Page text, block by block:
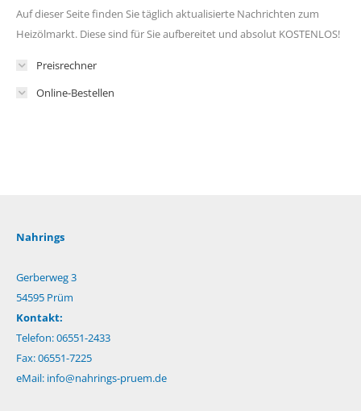
Auf dieser Seite finden Sie täglich aktualisierte Nachrichten zum
Heizölmarkt. Diese sind für Sie aufbereitet und absolut KOSTENLOS!
Preisrechner
Online-Bestellen
Nahrings
Gerberweg 3
54595 Prüm
Kontakt:
Telefon: 06551-2433
Fax: 06551-7225
eMail: info@nahrings-pruem.de